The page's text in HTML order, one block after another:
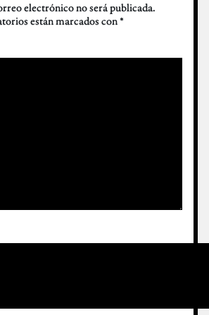
electrónico no será publicada.
están marcados con*